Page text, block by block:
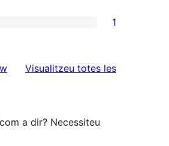
1
Visualitzeu totes lesressenyes
a dir? Necessiteu